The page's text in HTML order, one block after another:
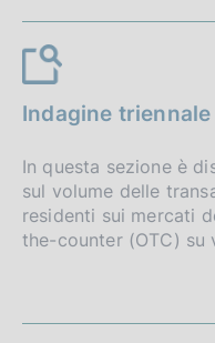
Indagine
In questa sezione è
sul volume delle
residenti sui mercati
the-counter (OTC) su